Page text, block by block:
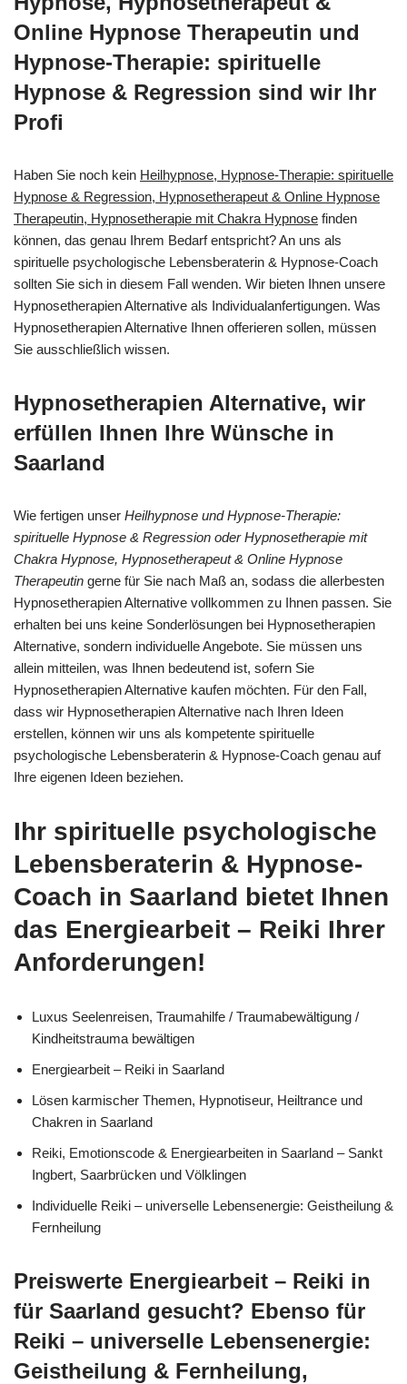
Online Hypnose Therapeutin und
Hypnose-Therapie: spirituelle
Hypnose & Regression sind wir Ihr
Profi
Haben Sie noch kein Heilhypnose, Hypnose-Therapie: spirituelle
Hypnose & Regression, Hypnosetherapeut & Online Hypnose
Therapeutin, Hypnosetherapie mit Chakra Hypnose finden
können, das genau Ihrem Bedarf entspricht? An uns als
spirituelle psychologische Lebensberaterin & Hypnose-Coach
sollten Sie sich in diesem Fall wenden. Wir bieten Ihnen unsere
Hypnosetherapien Alternative als Individualanfertigungen. Was
Hypnosetherapien Alternative Ihnen offerieren sollen, müssen
Sie ausschließlich wissen.
Hypnosetherapien Alternative, wir
erfüllen Ihnen Ihre Wünsche in
Saarland
Wie fertigen unser Heilhypnose und Hypnose-Therapie:
spirituelle Hypnose & Regression oder Hypnosetherapie mit
Chakra Hypnose, Hypnosetherapeut & Online Hypnose
Therapeutin gerne für Sie nach Maß an, sodass die allerbesten
Hypnosetherapien Alternative vollkommen zu Ihnen passen. Sie
erhalten bei uns keine Sonderlösungen bei Hypnosetherapien
Alternative, sondern individuelle Angebote. Sie müssen uns
allein mitteilen, was Ihnen bedeutend ist, sofern Sie
Hypnosetherapien Alternative kaufen möchten. Für den Fall,
dass wir Hypnosetherapien Alternative nach Ihren Ideen
erstellen, können wir uns als kompetente spirituelle
psychologische Lebensberaterin & Hypnose-Coach genau auf
Ihre eigenen Ideen beziehen.
Ihr spirituelle psychologische
Lebensberaterin & Hypnose-
Coach in Saarland bietet Ihnen
das Energiearbeit – Reiki Ihrer
Anforderungen!
Luxus Seelenreisen, Traumahilfe / Traumabewältigung /
Kindheitstrauma bewältigen
Energiearbeit – Reiki in Saarland
Lösen karmischer Themen, Hypnotiseur, Heiltrance und
Chakren in Saarland
Reiki, Emotionscode & Energiearbeiten in Saarland – Sankt
Ingbert, Saarbrücken und Völklingen
Individuelle Reiki – universelle Lebensenergie: Geistheilung &
Fernheilung
Preiswerte Energiearbeit – Reiki in
für Saarland gesucht? Ebenso für
Reiki – universelle Lebensenergie:
Geistheilung & Fernheilung,